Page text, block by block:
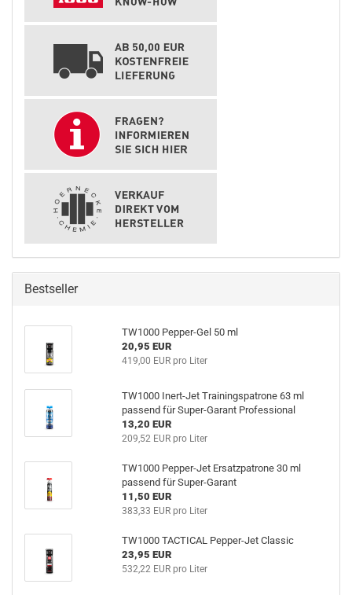
Bestseller
TW1000 Pepper-Gel 50 ml
20,95 EUR
419,00 EUR pro Liter
TW1000 Inert-Jet Trainingspatrone 63 ml
passend für Super-Garant Professional
13,20 EUR
209,52 EUR pro Liter
TW1000 Pepper-Jet Ersatzpatrone 30 ml
passend für Super-Garant
11,50 EUR
383,33 EUR pro Liter
TW1000 TACTICAL Pepper-Jet Classic
23,95 EUR
532,22 EUR pro Liter